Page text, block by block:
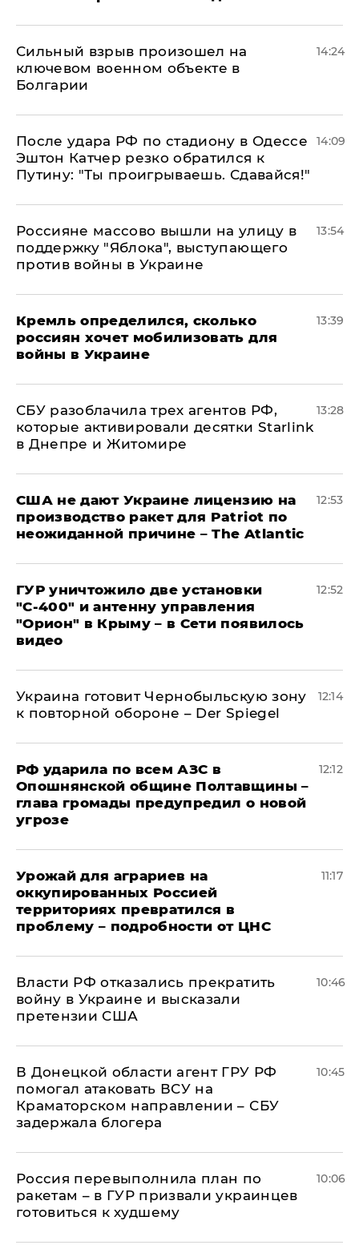
Сильный взрыв произошел на
ключевом военном объекте в
Болгарии
14:24
После удара РФ по стадиону в Одессе
Эштон Катчер резко обратился к
Путину: "Ты проигрываешь. Сдавайся!"
14:09
Россияне массово вышли на улицу в
поддержку "Яблока", выступающего
против войны в Украине
13:54
Кремль определился, сколько
россиян хочет мобилизовать для
войны в Украине
13:39
СБУ разоблачила трех агентов РФ,
которые активировали десятки Starlink
в Днепре и Житомире
13:28
США не дают Украине лицензию на
производство ракет для Patriot по
неожиданной причине – The Atlantic
12:53
ГУР уничтожило две установки
"С‑400" и антенну управления
"Орион" в Крыму – в Сети появилось
видео
12:52
Украина готовит Чернобыльскую зону
к повторной обороне – Der Spiegel
12:14
РФ ударила по всем АЗС в
Опошнянской общине Полтавщины –
глава громады предупредил о новой
угрозе
12:12
Урожай для аграриев на
оккупированных Россией
территориях превратился в
проблему – подробности от ЦНС
11:17
Власти РФ отказались прекратить
войну в Украине и высказали
претензии США
10:46
В Донецкой области агент ГРУ РФ
помогал атаковать ВСУ на
Краматорском направлении – СБУ
задержала блогера
10:45
Россия перевыполнила план по
ракетам – в ГУР призвали украинцев
готовиться к худшему
10:06